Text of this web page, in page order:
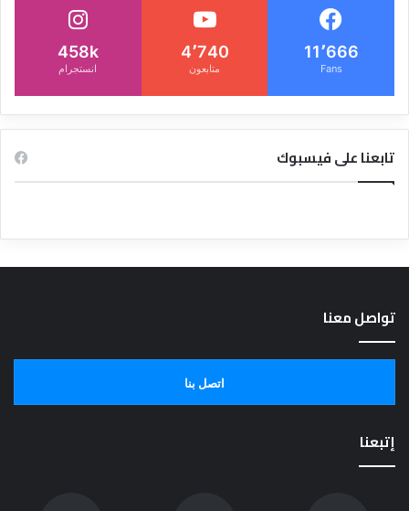
11٬666
Fans
4٬740
متابعون
458k
انستجرام
تابعنا على فيسبوك
تواصل معنا
اتصل بنا
إتبعنا